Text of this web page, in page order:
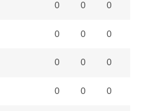
0 0 0
0 0 0
0 0 0
0 0 0